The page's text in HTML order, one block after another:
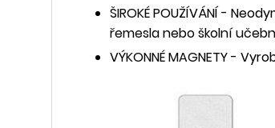
ŠIROKÉ POUŽÍVÁNÍ -
řemesla nebo školní
VÝKONNÉ MAGNETY -